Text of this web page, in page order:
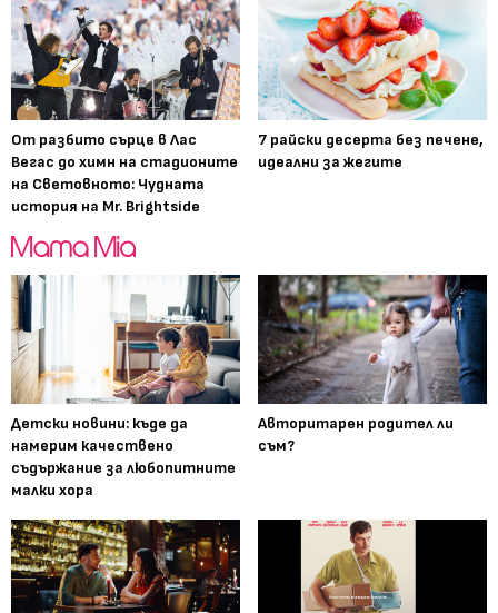
От разбито сърце в Лас
Вегас до химн на стадионите
на Световното: Чудната
история на Mr. Brightside
7 райски десерта без печене,
идеални за жегите
Детски новини: къде да
намерим качествено
съдържание за любопитните
малки хора
Авторитарен родител ли
съм?